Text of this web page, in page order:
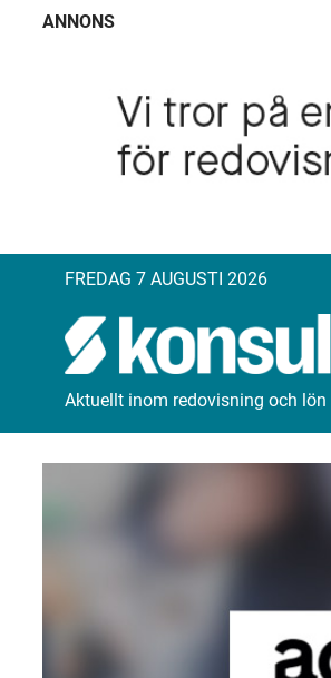
ANNONS
FREDAG 7 AUGUSTI 2026
Aktuellt inom redovisning och